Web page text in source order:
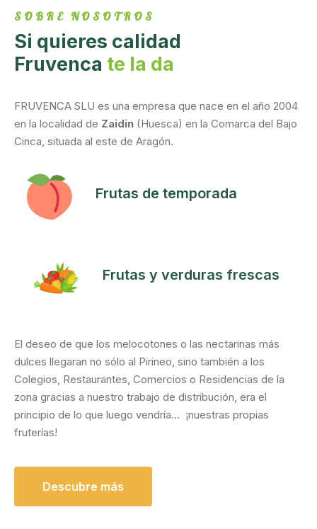
SOBRE NOSOTROS
Si quieres calidad
Fruvenca te la da
FRUVENCA SLU es una empresa que nace en el año 2004
en la localidad de Zaidin (Huesca) en la Comarca del Bajo
Cinca, situada al este de Aragón.
Frutas de temporada
Frutas y verduras frescas
El deseo de que los melocotones o las nectarinas más
dulces llegaran no sólo al Pirineo, sino también a los
Colegios, Restaurantes, Comercios o Residencias de la
zona gracias a nuestro trabajo de distribución, era el
principio de lo que luego vendría… ¡nuestras propias
fruterías!
Descubre más